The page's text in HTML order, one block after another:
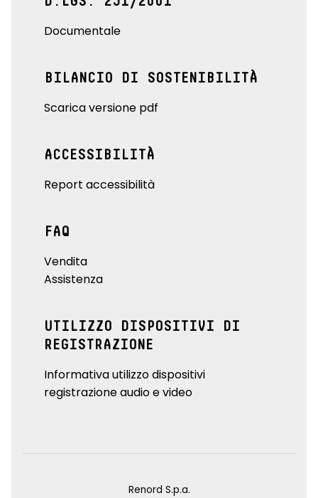
Documentale
BILANCIO DI SOSTENIBILITÀ
Scarica versione pdf
ACCESSIBILITÀ
Report accessibilità
FAQ
Vendita
Assistenza
UTILIZZO DISPOSITIVI DI
REGISTRAZIONE
Informativa utilizzo dispositivi
registrazione audio e video
Renord S.p.a.